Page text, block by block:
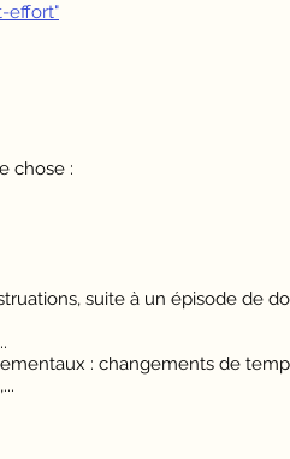
effort"
chose :
suite à un épisode de
: changements de